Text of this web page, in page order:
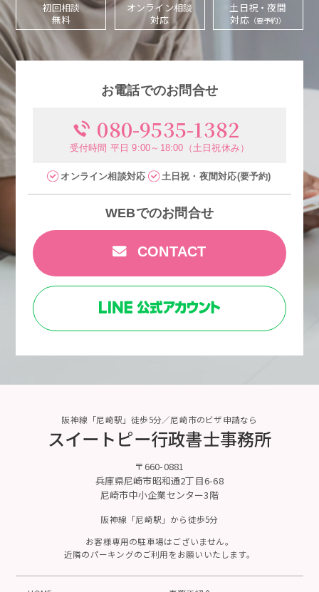
初回相談
無料
オンライン相談
対応
土日祝・夜間
対応（要予約）
お電話でのお問合せ
080-9535-1382
受付時間 平日 9:00～18:00（土日祝休み）
オンライン相談対応 土日祝・夜間対応(要予約)
WEBでのお問合せ
CONTACT
阪神線「尼崎駅」徒歩5分／尼崎市のビザ申請なら
スイートピー行政書士事務所
〒660-0881
兵庫県尼崎市昭和通2丁目6-68
尼崎市中小企業センター3階
阪神線「尼崎駅」から徒歩5分
お客様専用の駐車場はございません。
近隣のパーキングのご利用をお願いいたします。